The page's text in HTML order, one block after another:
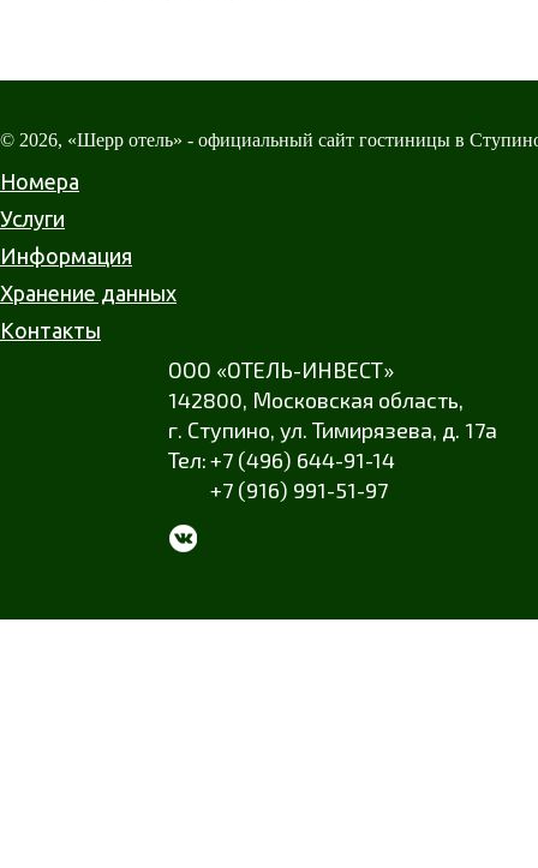
© 2026, «Шерр отель» - официальный сайт гостиницы в
Номера
Услуги
Информация
Хранение данных
Контакты
ООО «ОТЕЛЬ-ИНВЕСТ»
142800, Московская область,
г. Ступино, ул. Тимирязева, д. 17а
+7 (496) 644-91-14
+7 (916) 991-51-97